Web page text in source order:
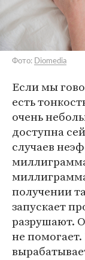
Фото: Diomedia
Если мы
есть
очень
доступна
случаев
получении
запускает
разрушают.
не